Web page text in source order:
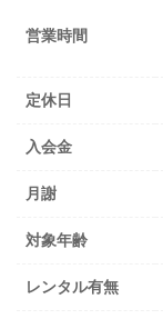
営業時間
定休日
入会金
月謝
対象年齢
レンタル有無